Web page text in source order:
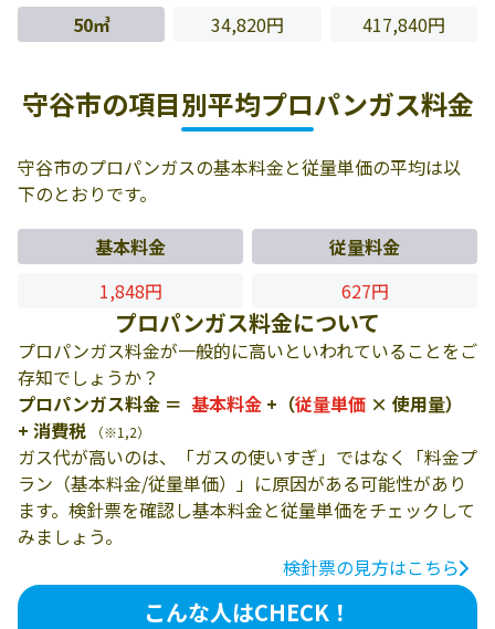
50㎥
34,820円 417,840円
守谷市の項目別平均プロパンガス料金
守谷市のプロパンガスの基本料金と従量単価の平均は以
下のとおりです。
基本料金
従量料金
1,848円
627円
プロパンガス料金について
プロパンガス料金が一般的に高いといわれていることをご
存知でしょうか？
プロパンガス料金 ＝ 基本料金 +（従量単価 × 使用量）
+ 消費税
（※1,2）
ガス代が高いのは、「ガスの使いすぎ」ではなく「料金プ
ラン（基本料金/従量単価）」に原因がある可能性があり
ます。検針票を確認し基本料金と従量単価をチェックして
みましょう。
検針票の見方はこちら
こんな人はCHECK！